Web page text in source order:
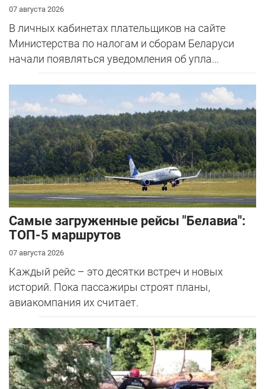
07 августа 2026
В личных кабинетах плательщиков на сайте
Министерства по налогам и сборам Беларуси
начали появляться уведомления об упла...
Самые загруженные рейсы "Белавиа":
ТОП-5 маршрутов
07 августа 2026
Каждый рейс – это десятки встреч и новых
историй. Пока пассажиры строят планы,
авиакомпания их считает.